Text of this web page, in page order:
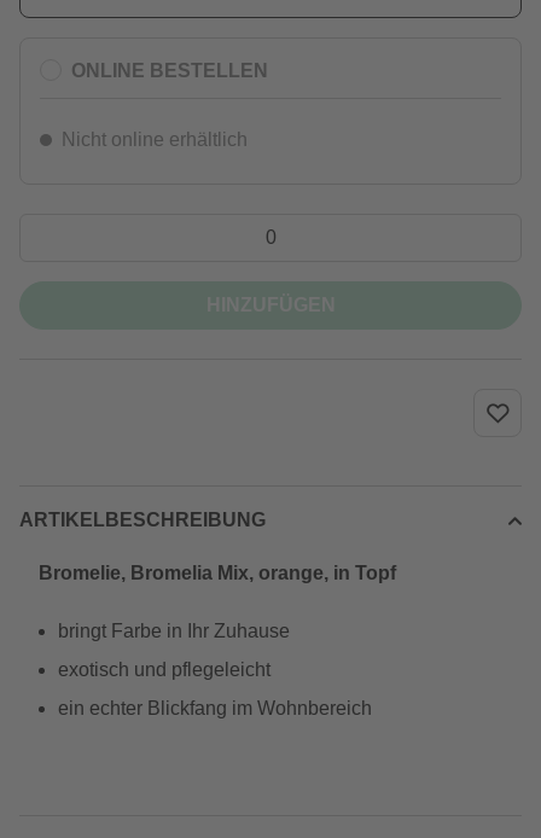
ONLINE BESTELLEN
Nicht online erhältlich
ARTIKELBESCHREIBUNG
Bromelie, Bromelia Mix, orange, in Topf
bringt Farbe in Ihr Zuhause
exotisch und pflegeleicht
ein echter Blickfang im Wohnbereich